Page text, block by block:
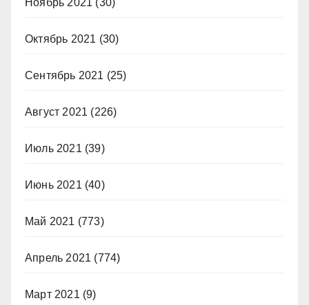
Ноябрь 2021 (30)
Октябрь 2021 (30)
Сентябрь 2021 (25)
Август 2021 (226)
Июль 2021 (39)
Июнь 2021 (40)
Май 2021 (773)
Апрель 2021 (774)
Март 2021 (9)